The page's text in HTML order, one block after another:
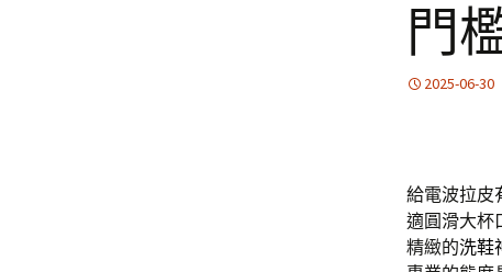
門
2025-06-30
給電波拉皮
適圓滑大杯
精緻的洗鞋